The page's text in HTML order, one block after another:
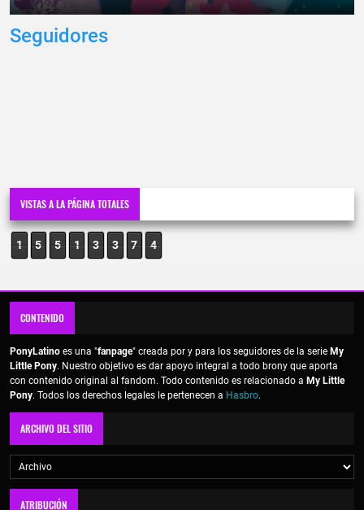
Seguidores
VISTAS A LA PÁGINA TOTALES
1 5 5 1 3 3 7 4
CONTENIDO
PonyLatino es una "fanpage" creada por y para los seguidores de la serie My
Little Pony. Nuestro objetivo es dar apoyo integral a todo brony que aporta
con contenido original al fandom. Todo contenido es relacionado a My Little
Pony. Todos los derechos legales le pertenecen a Hasbro.
ARCHIVO DEL SITIO
ATRIBUCIÓN